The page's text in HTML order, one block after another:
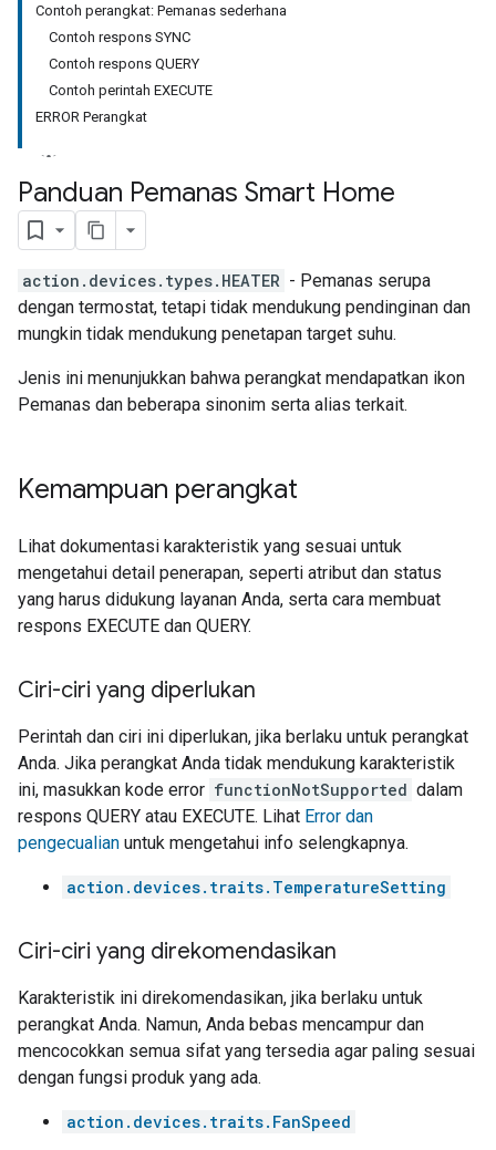
Contoh perangkat: Pemanas sederhana
Contoh respons SYNC
Contoh respons QUERY
Contoh perintah EXECUTE
ERROR Perangkat
Panduan Pemanas Smart Home
action.devices.types.HEATER - Pemanas serupa
dengan termostat, tetapi tidak mendukung pendinginan dan
mungkin tidak mendukung penetapan target suhu.
Jenis ini menunjukkan bahwa perangkat mendapatkan ikon
Pemanas dan beberapa sinonim serta alias terkait.
Kemampuan perangkat
Lihat dokumentasi karakteristik yang sesuai untuk
mengetahui detail penerapan, seperti atribut dan status
yang harus didukung layanan Anda, serta cara membuat
respons EXECUTE dan QUERY.
Ciri-ciri yang diperlukan
Perintah dan ciri ini diperlukan, jika berlaku untuk perangkat
Anda. Jika perangkat Anda tidak mendukung karakteristik
ini, masukkan kode error functionNotSupported dalam
respons QUERY atau EXECUTE. Lihat Error dan
pengecualian untuk mengetahui info selengkapnya.
action.devices.traits.TemperatureSetting
Ciri-ciri yang direkomendasikan
Karakteristik ini direkomendasikan, jika berlaku untuk
perangkat Anda. Namun, Anda bebas mencampur dan
mencocokkan semua sifat yang tersedia agar paling sesuai
dengan fungsi produk yang ada.
action.devices.traits.FanSpeed